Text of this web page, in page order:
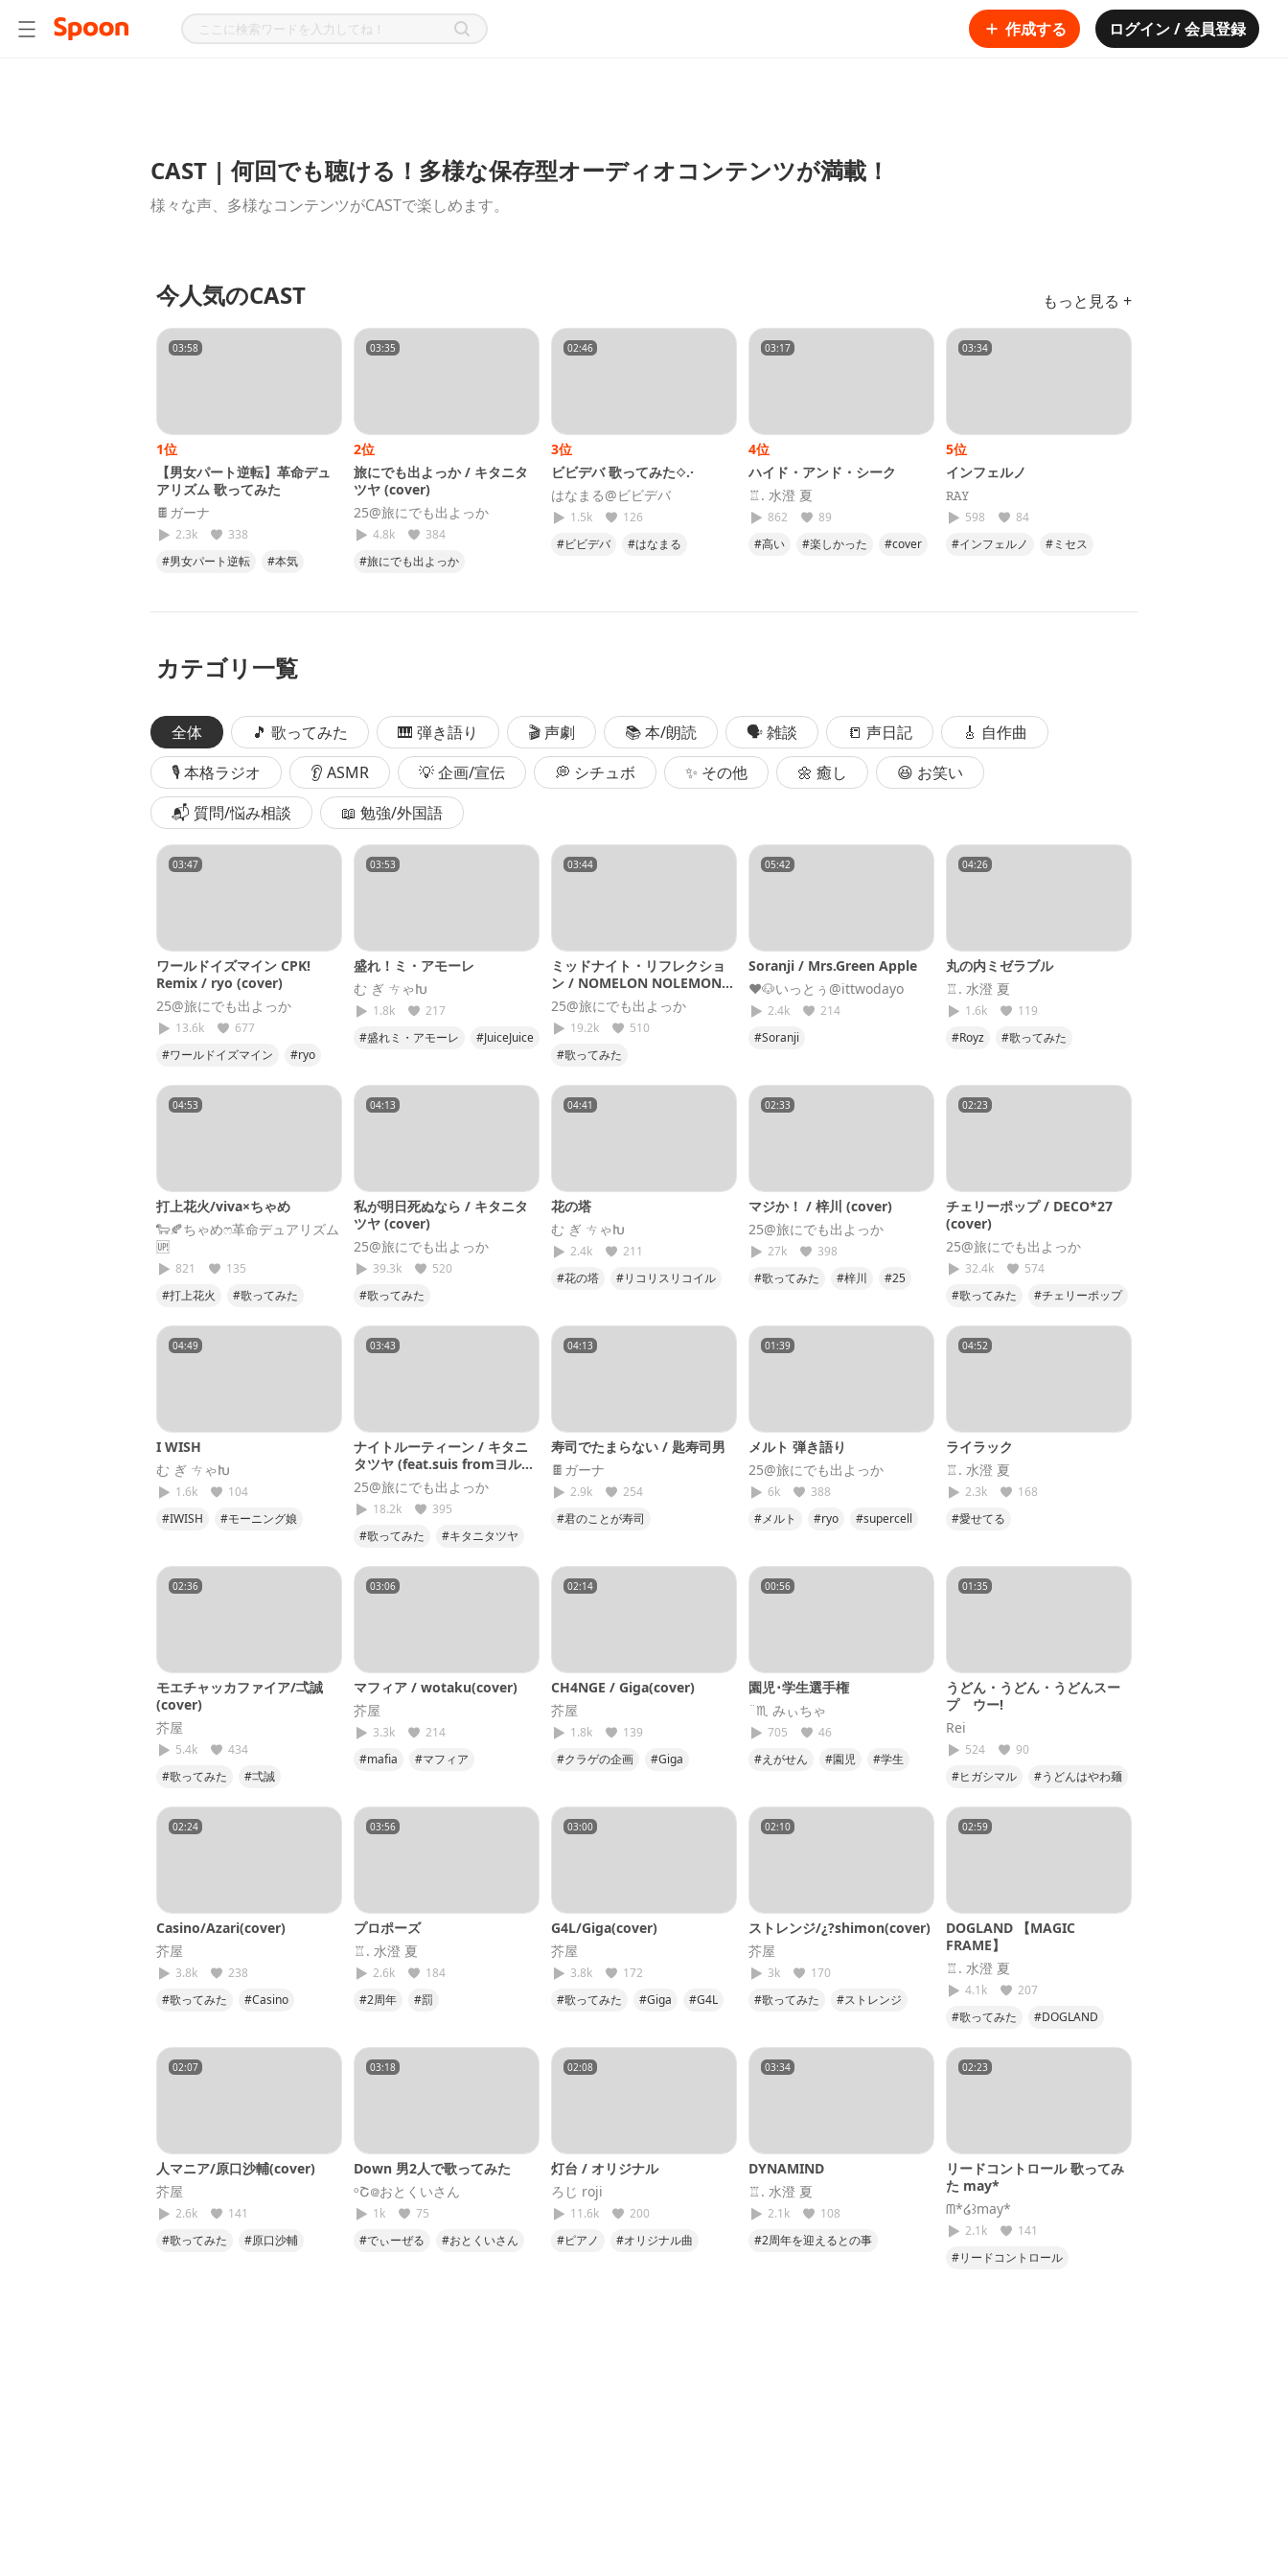
作成する ログイン / 会員登録
CAST | 何回でも聴ける！多様な保存型オーディオコンテンツが満載！
様々な声、多様なコンテンツがCASTで楽しめます。
今人気のCAST もっと見る +
03:58
1位
【男女パート逆転】革命デュ
アリズム 歌ってみた
🍫ガーナ
2.3k
338
#男女パート逆転
#本気
03:35
2位
旅にでも出よっか / キタニタ
ツヤ (cover)
25@旅にでも出よっか
4.8k
384
#旅にでも出よっか
02:46
3位
ビビデバ 歌ってみた⟡.·
はなまる@ビビデバ
1.5k
126
#ビビデバ
#はなまる
03:17
4位
ハイド・アンド・シーク
♖. 水澄 夏
862
89
#高い
#楽しかった
#cover
03:34
5位
インフェルノ
𝚁𝙰𝚈
598
84
#インフェルノ
#ミセス
カテゴリ一覧
全体 🎵 歌ってみた 🎹 弾き語り 🎬 声劇 📚 本/朗読 🗣 雑談 📒 声日記
🎸 自作曲
🎙 本格ラジオ
👂 ASMR 💡 企画/宣伝 💭 シチュボ ✨ その他 🌼 癒し
😆 お笑い
📬 質問/悩み相談
📖 勉強/外国語
03:47
ワールドイズマイン CPK!
Remix / ryo (cover)
25@旅にでも出よっか
13.6k
677
#ワールドイズマイン
#ryo
#25
03:53
盛れ！ミ・アモーレ
む ぎ ㄘゃԽ
1.8k
217
#盛れミ・アモーレ
#JuiceJuice
03:44
ミッドナイト・リフレクショ
ン / NOMELON NOLEMON
(cover)
25@旅にでも出よっか
19.2k
510
#歌ってみた
#機動戦士Gundam
05:42
Soranji / Mrs.Green Apple
♥🐶いっとぅ@ittwodayo
2.4k
214
#Soranji
#歌ってみた
04:26
丸の内ミゼラブル
♖. 水澄 夏
1.6k
119
#Royz
#歌ってみた
04:53
打上花火/viva×ちゃめ
🐑🍂ちゃめෆ‪革命デュアリズム
🆙
821
135
#打上花火
#歌ってみた
#えがせん
04:13
私が明日死ぬなら / キタニタ
ツヤ (cover)
25@旅にでも出よっか
39.3k
520
#歌ってみた
#キタニタツヤ
04:41
花の塔
む ぎ ㄘゃԽ
2.4k
211
#花の塔
#リコリスリコイル
02:33
マジか！ / 梓川 (cover)
25@旅にでも出よっか
27k
398
#歌ってみた
#梓川
#25
02:23
チェリーポップ / DECO*27
(cover)
25@旅にでも出よっか
32.4k
574
#歌ってみた
#チェリーポップ
04:49
I WISH
む ぎ ㄘゃԽ
1.6k
104
#IWISH
#モーニング娘
03:43
ナイトルーティーン / キタニ
タツヤ (feat.suis fromヨルシ
カ)
25@旅にでも出よっか
18.2k
395
#歌ってみた
#キタニタツヤ
#cover
04:13
寿司でたまらない / 匙寿司男
🍫ガーナ
2.9k
254
#君のことが寿司
01:39
メルト 弾き語り
25@旅にでも出よっか
6k
388
#メルト
#ryo
#supercell
04:52
ライラック
♖. 水澄 夏
2.3k
168
#愛せてる
02:36
モエチャッカファイア/弌誠
(cover)
芥屋
5.4k
434
#歌ってみた
#弌誠
#笑顔であっぷっぷ
03:06
マフィア / wotaku(cover)
芥屋
3.3k
214
#mafia
#マフィア
#低音
02:14
CH4NGE / Giga(cover)
芥屋
1.8k
139
#クラゲの企画
#Giga
00:56
園児･学生選手権
¨♏︎ みぃちゃ
705
46
#えがせん
#園児
#学生
01:35
うどん・うどん・うどんスー
プ ウー!
Rei
524
90
#ヒガシマル
#うどんはやわ麺
02:24
Casino/Azari(cover)
芥屋
3.8k
238
#歌ってみた
#Casino
#第2弾
03:56
プロポーズ
♖. 水澄 夏
2.6k
184
#2周年
#罰
03:00
G4L/Giga(cover)
芥屋
3.8k
172
#歌ってみた
#Giga
#G4L
02:10
ストレンジ/¿?shimon(cover)
芥屋
3k
170
#歌ってみた
#ストレンジ
#うるさいな
02:59
DOGLAND 【MAGIC
FRAME】
♖. 水澄 夏
4.1k
207
#歌ってみた
#DOGLAND
02:07
人マニア/原口沙輔(cover)
芥屋
2.6k
141
#歌ってみた
#原口沙輔
03:18
Down 男2人で歌ってみた
ᵒՇ᪤おとくいさん
1k
75
#でぃーぜる
#おとくいさん
02:08
灯台 / オリジナル
ろじ roji
11.6k
200
#ピアノ
#オリジナル曲
03:34
DYNAMIND
♖. 水澄 夏
2.1k
108
#2周年を迎えるとの事
02:23
リードコントロール 歌ってみ
た may*
‪ᗰ*໒꒱may*
2.1k
141
#リードコントロール